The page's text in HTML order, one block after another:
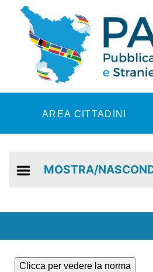
Skip to main content
AREA CITTADINI
MOSTRA/
Clicca per vedere la norma